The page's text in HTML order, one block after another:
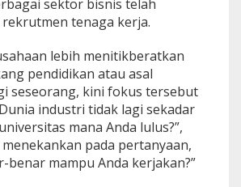
sektor bisnis telah
tenaga kerja.
lebih menitikberatkan
pendidikan atau asal
seseorang, kini fokus tersebut
industri tidak lagi sekadar
mana Anda lulus?”,
pada pertanyaan,
benar mampu Anda kerjakan?”